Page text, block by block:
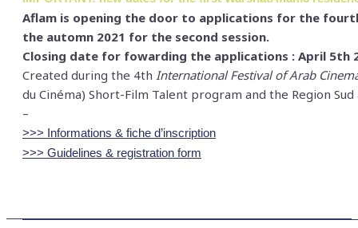
Aflam is opening the door to applications for the
the automn 2021 for the second session.
Closing date for fowarding the applications : April 5th
Created during the 4th International Festival of Arab
du Cinéma) Short-Film Talent program and the Region
–
>>> Informations & fiche d’inscription
>>> Guidelines & registration form